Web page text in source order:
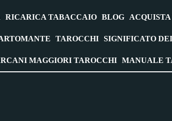
RICARICA TABACCAIO BLOG
TAROCCHI SIGNIFICATO
MAGGIORI TAROCCHI MANUALE